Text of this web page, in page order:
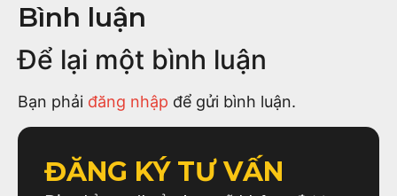
Bình luận
Để lại một bình luận
Bạn phải đăng nhập để gửi bình luận.
ĐĂNG KÝ TƯ VẤN